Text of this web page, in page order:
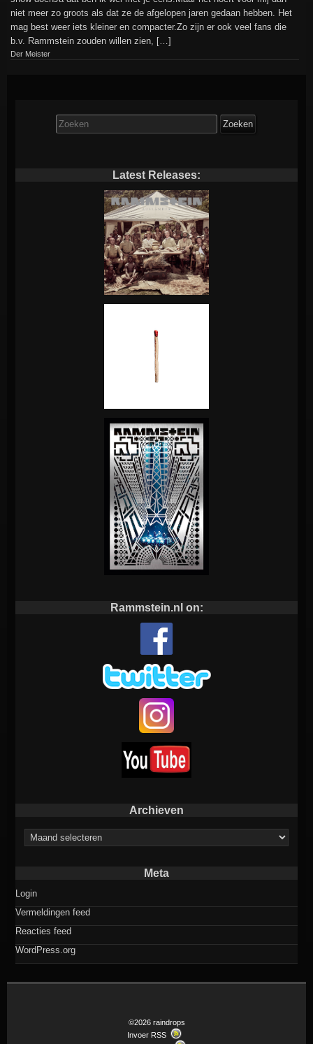
niet meer zo groots als dat ze de afgelopen jaren gedaan hebben. Het
mag best weer iets kleiner en compacter.Zo zijn er ook veel fans die
b.v. Rammstein zouden willen zien, […]
Der Meister
Zoek
naar:
Latest Releases:
Rammstein.nl on:
Archieven
Archieven
Meta
Login
Vermeldingen feed
Reacties feed
WordPress.org
©2026 raindrops
Invoer RSS